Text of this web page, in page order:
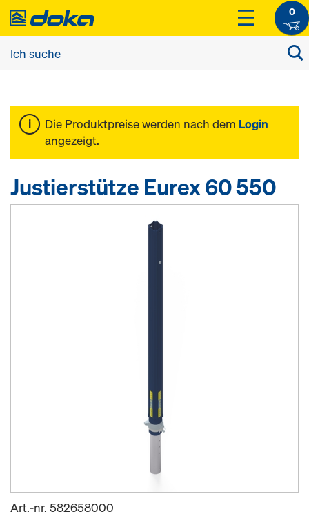
0
Die Produktpreise werden nach dem Login
angezeigt.
Justierstütze Eurex 60 550
Art.-nr. 582658000